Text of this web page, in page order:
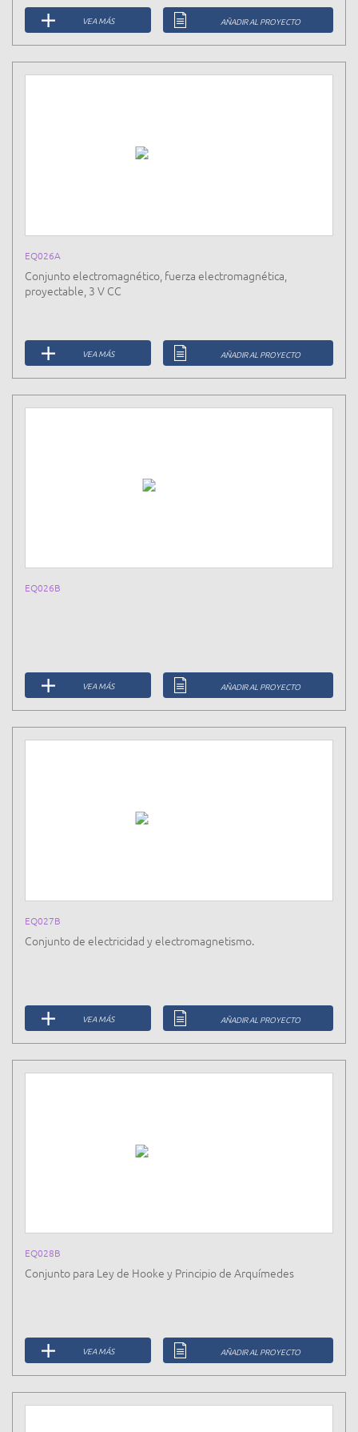
VEA MÁS AÑADIR AL PROYECTO
EQ026A
Conjunto electromagnético, fuerza electromagnética,
proyectable, 3 V CC
VEA MÁS AÑADIR AL PROYECTO
EQ026B
VEA MÁS AÑADIR AL PROYECTO
EQ027B
Conjunto de electricidad y electromagnetismo.
VEA MÁS AÑADIR AL PROYECTO
EQ028B
Conjunto para Ley de Hooke y Principio de Arquímedes
VEA MÁS AÑADIR AL PROYECTO